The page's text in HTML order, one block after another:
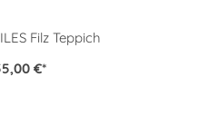
Filz Teppich
€*